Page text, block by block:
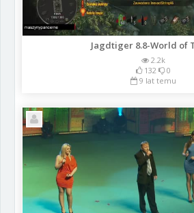
Jagdtiger 8.8-World of
2.2k
132
0
9 lat temu